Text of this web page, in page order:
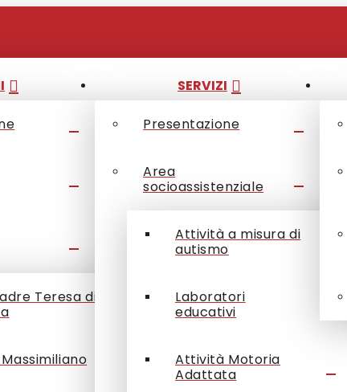
Teresa di
Massimiliano
SERVIZI
Presentazione
Area
socioassistenziale
Attività a misura di
autismo
Laboratori
educativi
Attività Motoria
Adattata
eventi di novembre 2025